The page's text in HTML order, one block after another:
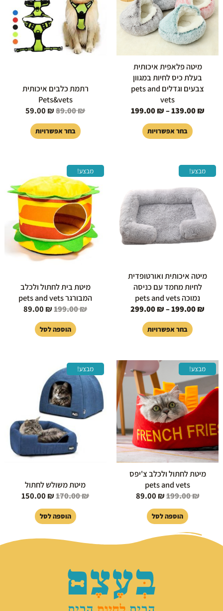
מיטה פלאפית איכותית
בעלת כיס לחיות במגוון
צבעים וגדלים pets and
vets
139.00₪
–
199.00₪
בחר אפשרויות
סוגים.
ניתן
לבחור
את
בעמוד
המוצר
רתמת כלבים איכותית
Pets&vets
89.00₪
59.00 ₪
בחר אפשרויות
סוגים.
ניתן
לבחור
האפשרויות
מבצע!
מיטה איכותית ואורטופדית
לחיות מחמד עם כניסה
נמוכה pets and vets
199.00₪
–
299.00₪
⁦199.00 ₪⁩
עד
⁦299.00 ₪⁩
בחר אפשרויות
יש
מספר
סוגים.
ניתן
לבחור
את
המוצר
מבצע!
מיטת בית לחתול ולכלב
המבורגר pets and vets
199.00₪
המקורי
היה:
199.00 ₪.
89.00 ₪
הוא:
89.00 ₪.
הוספה לסל
מבצע!
מיטת לחתול ולכלב צ'יפס
pets and vets
199.00₪
המחיר
המקורי
היה:
199.00 ₪.
89.00 ₪
המחיר
הנוכחי
הוא:
89.00 ₪.
הוספה לסל
מבצע!
מיטת משולש לחתול
170.00₪
המקורי
היה:
170.00 ₪.
150.00 ₪
הוספה לסל